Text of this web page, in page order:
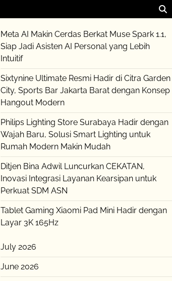
Meta AI Makin Cerdas Berkat Muse Spark 1.1,
Siap Jadi Asisten AI Personal yang Lebih
Intuitif
Sixtynine Ultimate Resmi Hadir di Citra Garden
City, Sports Bar Jakarta Barat dengan Konsep
Hangout Modern
Philips Lighting Store Surabaya Hadir dengan
Wajah Baru, Solusi Smart Lighting untuk
Rumah Modern Makin Mudah
Ditjen Bina Adwil Luncurkan CEKATAN,
Inovasi Integrasi Layanan Kearsipan untuk
Perkuat SDM ASN
Tablet Gaming Xiaomi Pad Mini Hadir dengan
Layar 3K 165Hz
July 2026
June 2026